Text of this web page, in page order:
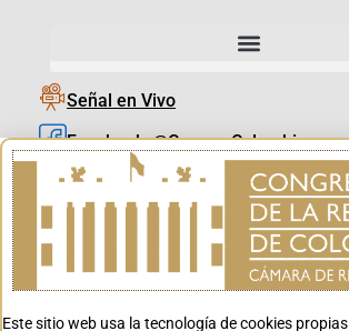
Señal en Vivo
Facebook_@CamaraColombia
Instagram_@CamaraColombia
X_@CamaraColombia
Youtube_@CamaraColombia
Este sitio web usa la tecnología de cookies propias